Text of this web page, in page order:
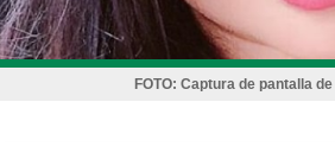
FOTO: Captura de pantalla